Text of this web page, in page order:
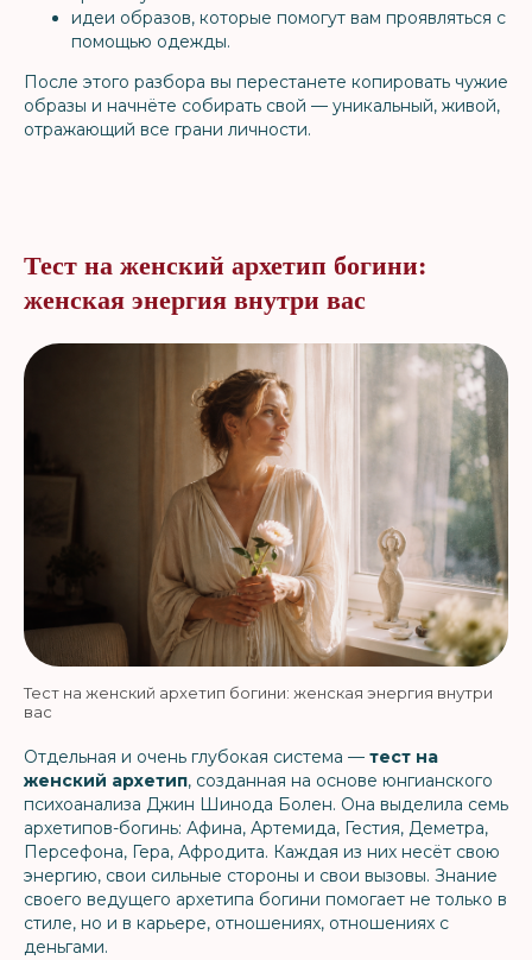
идеи образов, которые помогут вам проявляться с
помощью одежды.
После этого разбора вы перестанете копировать чужие
образы и начнёте собирать свой — уникальный, живой,
отражающий все грани личности.
Тест на женский архетип богини:
женская энергия внутри вас
Тест на женский архетип богини: женская энергия внутри
вас
Отдельная и очень глубокая система — тест на
женский архетип, созданная на основе юнгианского
психоанализа Джин Шинода Болен. Она выделила семь
архетипов-богинь: Афина, Артемида, Гестия, Деметра,
Персефона, Гера, Афродита. Каждая из них несёт свою
энергию, свои сильные стороны и свои вызовы. Знание
своего ведущего архетипа богини помогает не только в
стиле, но и в карьере, отношениях, отношениях с
деньгами.